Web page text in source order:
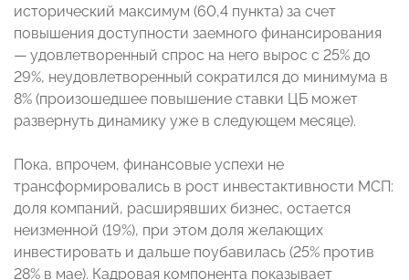
исторический максимум (60,4 пункта) за счет
повышения доступности заемного финансирования
— удовлетворенный спрос на него вырос с 25% до
29%, неудовлетворенный сократился до минимума в
8% (произошедшее повышение ставки ЦБ может
развернуть динамику уже в следующем месяце).
Пока, впрочем, финансовые успехи не
трансформировались в рост инвестактивности МСП:
доля компаний, расширявших бизнес, остается
неизменной (19%), при этом доля желающих
инвестировать и дальше поубавилась (25% против
28% в мае). Кадровая компонента показывает